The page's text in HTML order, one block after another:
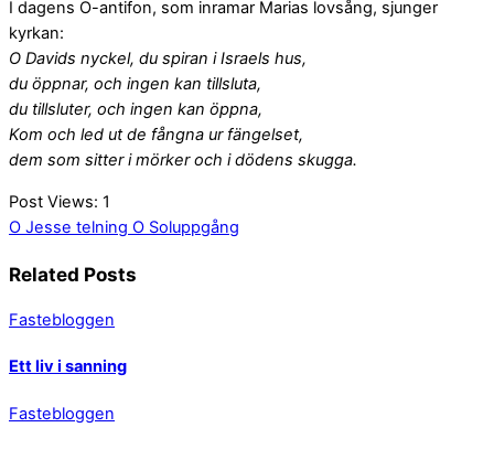
I dagens O-antifon, som inramar Marias lovsång, sjunger
kyrkan:
O Davids nyckel, du spiran i Israels hus,
du öppnar, och ingen kan tillsluta,
du tillsluter, och ingen kan öppna,
Kom och led ut de fångna ur fängelset,
dem som sitter i mörker och i dödens skugga.
Post Views: 1
O Jesse telning O Soluppgång
Related Posts
Fastebloggen
Ett liv i sanning
Fastebloggen